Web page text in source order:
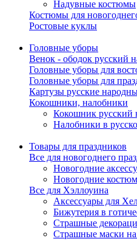
Надувные костюмы
Костюмы для
Ростовые куклы
Головные уборы
Венок - ободок русский
Головные уборы для
Головные уборы для
Картузы русские
Кокошники, налобники
Кокошник русский
Налобники в
Товары для праздников
Все для новогоднего
Новогодние
Новогодние
Все для Хэллоуина
Аксессуары для
Бижутерия в
Страшные
Страшные маски